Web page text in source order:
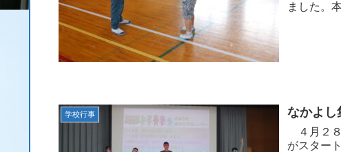
ました。
学校行事 なかよし
４月２８
がスター